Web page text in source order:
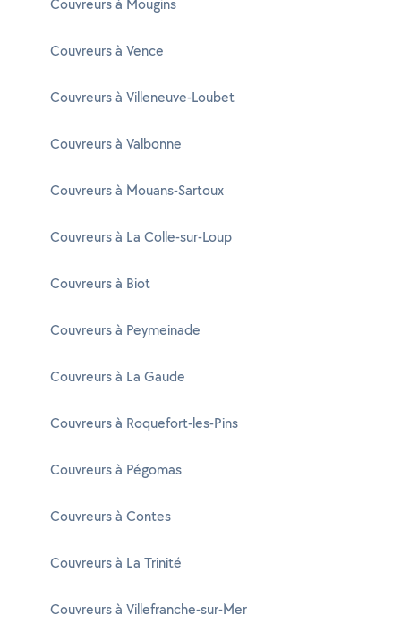
Couvreurs à Mougins
Couvreurs à Vence
Couvreurs à Villeneuve-Loubet
Couvreurs à Valbonne
Couvreurs à Mouans-Sartoux
Couvreurs à La Colle-sur-Loup
Couvreurs à Biot
Couvreurs à Peymeinade
Couvreurs à La Gaude
Couvreurs à Roquefort-les-Pins
Couvreurs à Pégomas
Couvreurs à Contes
Couvreurs à La Trinité
Couvreurs à Villefranche-sur-Mer